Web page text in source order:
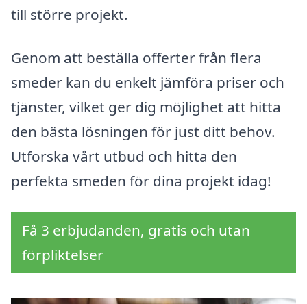
till större projekt.
Genom att beställa offerter från flera
smeder kan du enkelt jämföra priser och
tjänster, vilket ger dig möjlighet att hitta
den bästa lösningen för just ditt behov.
Utforska vårt utbud och hitta den
perfekta smeden för dina projekt idag!
Få 3 erbjudanden, gratis och utan
förpliktelser